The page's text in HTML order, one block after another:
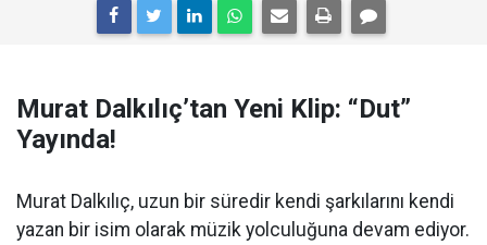
Murat Dalkılıç’tan Yeni Klip: “Dut”
Yayında!
Murat Dalkılıç, uzun bir süredir kendi şarkılarını kendi
yazan bir isim olarak müzik yolculuğuna devam ediyor.